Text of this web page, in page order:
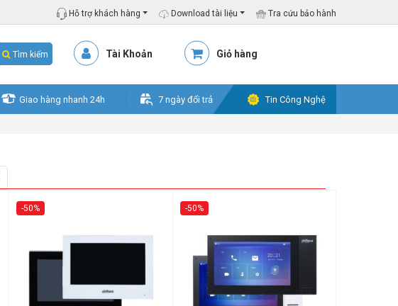
Hỗ trợ khách hàng Download tài liệu Tra cứu bảo hành
Tìm kiếm Tài Khoản Giỏ hàng
Giao hàng nhanh 24h 7 ngày đổi trả Tin Công Nghệ
-50% -50%